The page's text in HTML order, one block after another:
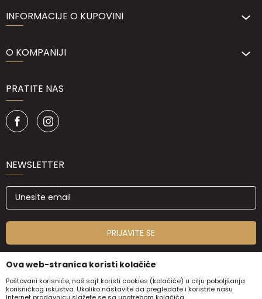
INFORMACIJE O KUPOVINI
O KOMPANIJI
PRATITE NAS
NEWSLETTER
PRIJAVITE SE
Ova web-stranica koristi kolačiće
Poštovani korisniče, naš sajt koristi cookies (kolačiće) u cilju poboljšanja
korisničkog iskustva. Ukoliko nastavite da pregledate i koristite našu